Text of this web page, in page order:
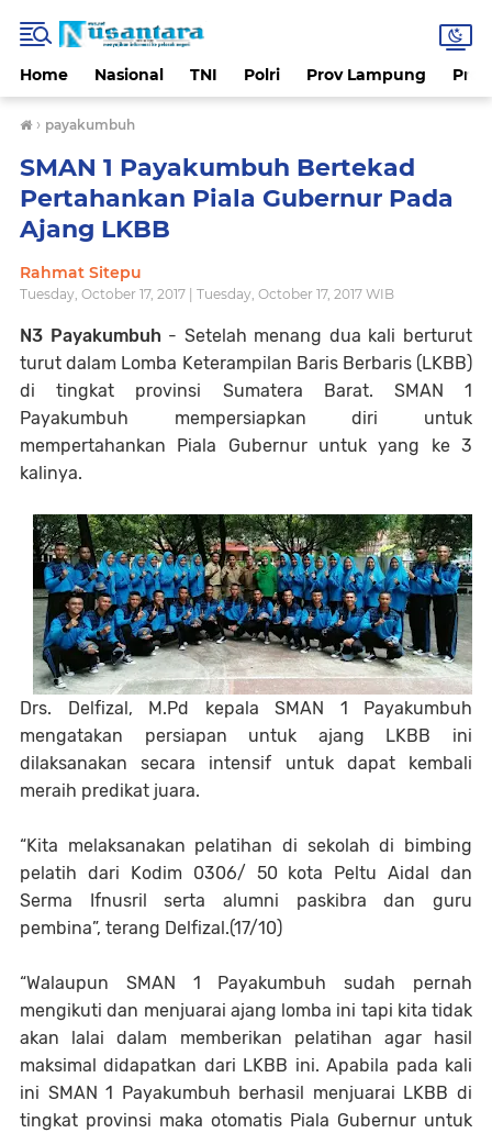
Home Nasional TNI Polri Prov Lampung
› payakumbuh
SMAN 1 Payakumbuh Bertekad
Pertahankan Piala Gubernur Pada
Ajang LKBB
Rahmat Sitepu
Tuesday, October 17, 2017 | Tuesday, October 17, 2017 WIB
N3 Payakumbuh - Setelah menang dua kali berturut
turut dalam Lomba Keterampilan Baris Berbaris (LKBB)
di tingkat provinsi Sumatera Barat. SMAN 1
Payakumbuh mempersiapkan diri untuk
mempertahankan Piala Gubernur untuk yang ke 3
kalinya.
Drs. Delfizal, M.Pd kepala SMAN 1 Payakumbuh
mengatakan persiapan untuk ajang LKBB ini
dilaksanakan secara intensif untuk dapat kembali
meraih predikat juara.
“Kita melaksanakan pelatihan di sekolah di bimbing
pelatih dari Kodim 0306/ 50 kota Peltu Aidal dan
Serma Ifnusril serta alumni paskibra dan guru
pembina”, terang Delfizal.(17/10)
“Walaupun SMAN 1 Payakumbuh sudah pernah
mengikuti dan menjuarai ajang lomba ini tapi kita tidak
akan lalai dalam memberikan pelatihan agar hasil
maksimal didapatkan dari LKBB ini. Apabila pada kali
ini SMAN 1 Payakumbuh berhasil menjuarai LKBB di
tingkat provinsi maka otomatis Piala Gubernur untuk